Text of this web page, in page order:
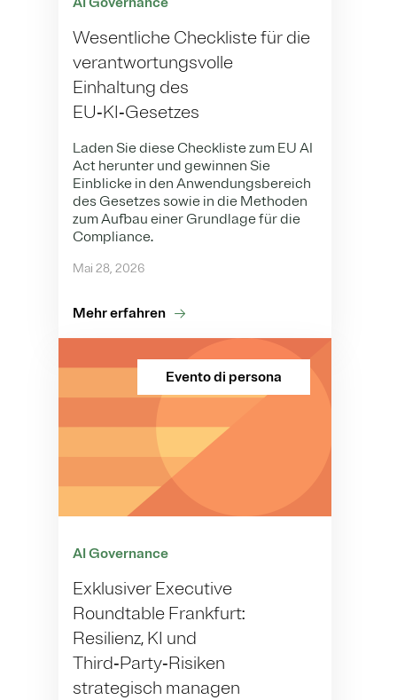
Wesentliche Checkliste für die
verantwortungsvolle
Einhaltung des
EU‑KI‑Gesetzes
Laden Sie diese Checkliste zum EU AI
Act herunter und gewinnen Sie
Einblicke in den Anwendungsbereich
des Gesetzes sowie in die Methoden
zum Aufbau einer Grundlage für die
Compliance.
Mai 28, 2026
Mehr erfahren
Evento di persona
AI Governance
Exklusiver Executive
Roundtable Frankfurt:
Resilienz, KI und
Third‑Party‑Risiken
strategisch managen